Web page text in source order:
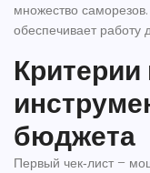
множество
обеспечивает работу
бюджета
Первый чек‑лист –